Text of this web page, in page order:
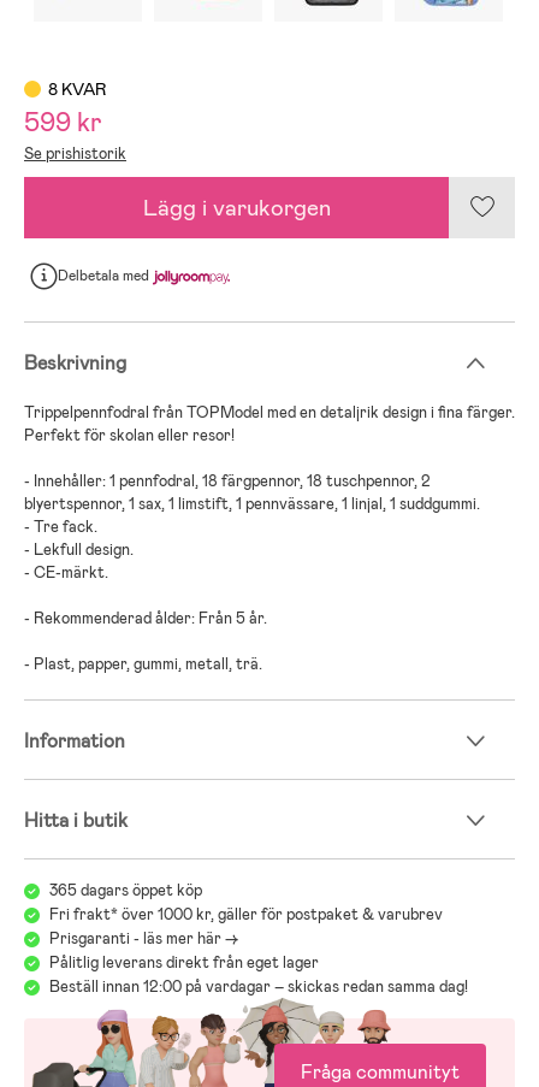
8 KVAR
599 kr
Se prishistorik
Lägg i varukorgen
Delbetalamed
Beskrivning
Trippelpennfodral från TOPModel med en detaljrik design i fina färger.
Perfekt för skolan eller resor!
- Innehåller: 1 pennfodral, 18 färgpennor, 18 tuschpennor, 2
blyertspennor, 1 sax, 1 limstift, 1 pennvässare, 1 linjal, 1 suddgummi.
- Tre fack.
- Lekfull design.
- CE-märkt.
- Rekommenderad ålder: Från 5 år.
- Plast, papper, gummi, metall, trä.
Information
Hitta i butik
365 dagars öppet köp
Fri frakt* över 1000 kr, gäller för postpaket & varubrev
Prisgaranti - läs mer här ->
Pålitlig leverans direkt från eget lager
Beställ innan 12:00 på vardagar – skickas redan samma dag!
Fråga communityt